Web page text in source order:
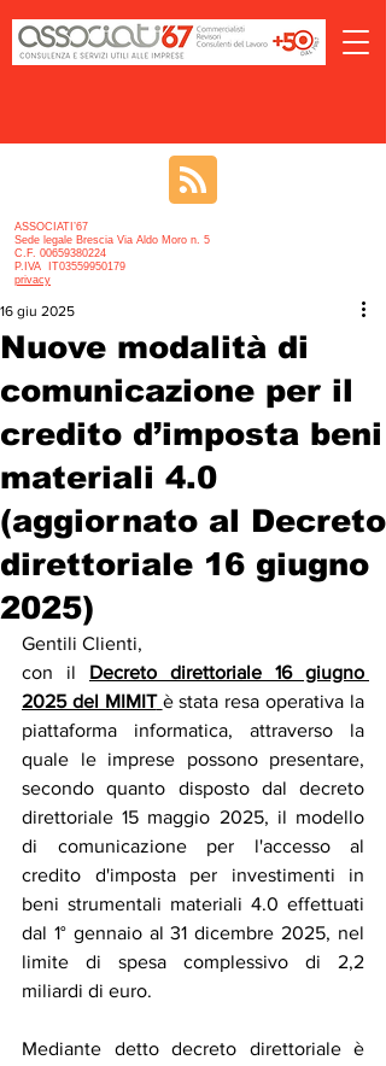
ASSOCIATI’67
Sede legale Brescia Via Aldo Moro n. 5
C.F. 00659380224
P.IVA IT03559950179
privacy
Nuove modalità di
comunicazione per il
credito d’imposta beni
materiali 4.0
(aggiornato al Decreto
direttoriale 16 giugno
2025)
16 giu 2025
Gentili Clienti,
con il Decreto direttoriale 16 giugno
2025 del MIMIT è stata resa operativa la
piattaforma informatica, attraverso la
quale le imprese possono presentare,
secondo quanto disposto dal decreto
direttoriale 15 maggio 2025, il modello
di comunicazione per l'accesso al
credito d'imposta per investimenti in
beni strumentali materiali 4.0 effettuati
dal 1° gennaio al 31 dicembre 2025, nel
limite di spesa complessivo di 2,2
miliardi di euro.
Mediante detto decreto direttoriale è